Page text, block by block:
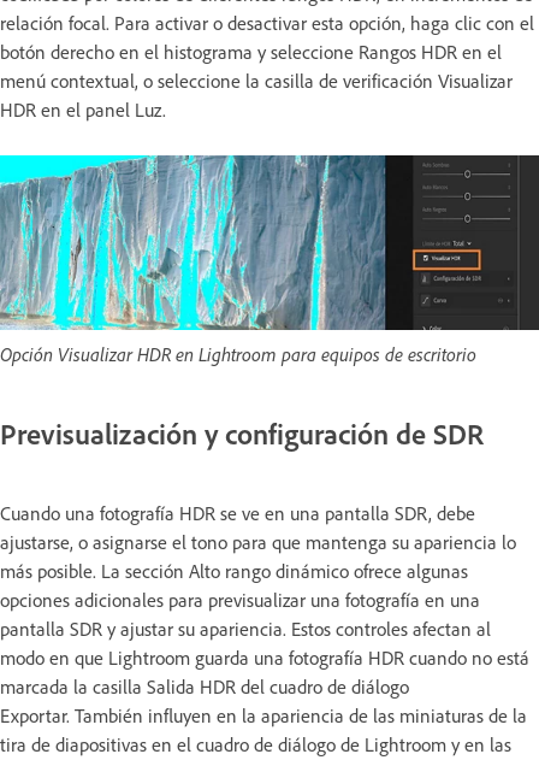
relación focal. Para activar o desactivar esta opción, haga clic con el
botón derecho en el histograma y seleccione Rangos HDR en el
menú contextual, o seleccione la casilla de verificación Visualizar
HDR en el panel Luz.
Opción Visualizar HDR en Lightroom para equipos de escritorio
Previsualización y configuración de SDR
Cuando una fotografía HDR se ve en una pantalla SDR, debe
ajustarse, o asignarse el tono para que mantenga su apariencia lo
más posible. La sección Alto rango dinámico ofrece algunas
opciones adicionales para previsualizar una fotografía en una
pantalla SDR y ajustar su apariencia. Estos controles afectan al
modo en que Lightroom guarda una fotografía HDR cuando no está
marcada la casilla Salida HDR del cuadro de diálogo
Exportar. También influyen en la apariencia de las miniaturas de la
tira de diapositivas en el cuadro de diálogo de Lightroom y en las